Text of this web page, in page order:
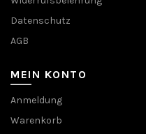
Datenschutz
AGB
MEIN KONTO
Anmeldung
Warenkorb